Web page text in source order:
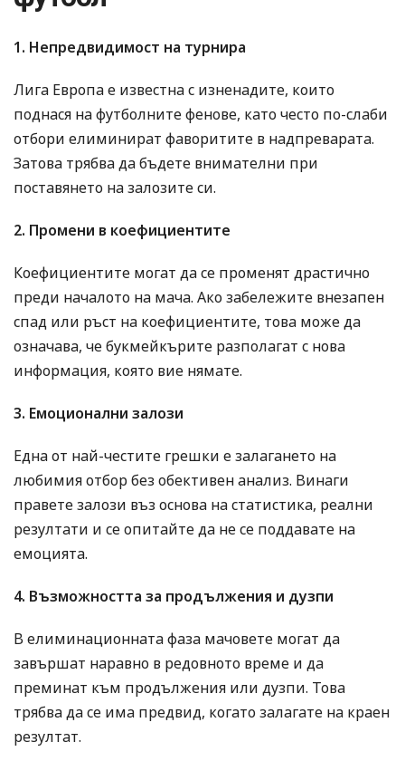
1. Непредвидимост на турнира
Лига Европа е известна с изненадите, които
поднася на футболните фенове, като често по-слаби
отбори елиминират фаворитите в надпреварата.
Затова трябва да бъдете внимателни при
поставянето на залозите си.
2. Промени в коефициентите
Коефициентите могат да се променят драстично
преди началото на мача. Ако забележите внезапен
спад или ръст на коефициентите, това може да
означава, че букмейкърите разполагат с нова
информация, която вие нямате.
3. Емоционални залози
Една от най-честите грешки е залагането на
любимия отбор без обективен анализ. Винаги
правете залози въз основа на статистика, реални
резултати и се опитайте да не се поддавате на
емоцията.
4. Възможността за продължения и дузпи
В елиминационната фаза мачовете могат да
завършат наравно в редовното време и да
преминат към продължения или дузпи. Това
трябва да се има предвид, когато залагате на краен
резултат.